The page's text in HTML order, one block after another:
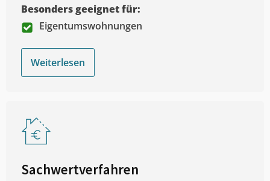
Besonders geeignet für:
Eigentumswohnungen
Weiterlesen
Sachwertverfahren